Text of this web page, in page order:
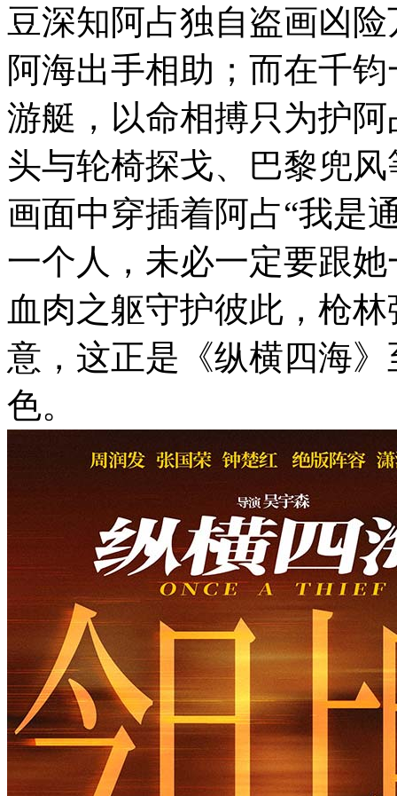
豆深知阿占独自盗画凶
阿海出手相助；而在千
游艇，以命相搏只为护
头与轮椅探戈、巴黎兜
画面中穿插着阿占“我是
一个人，未必一定要跟
血肉之躯守护彼此，枪
意，这正是《纵横四海
色。